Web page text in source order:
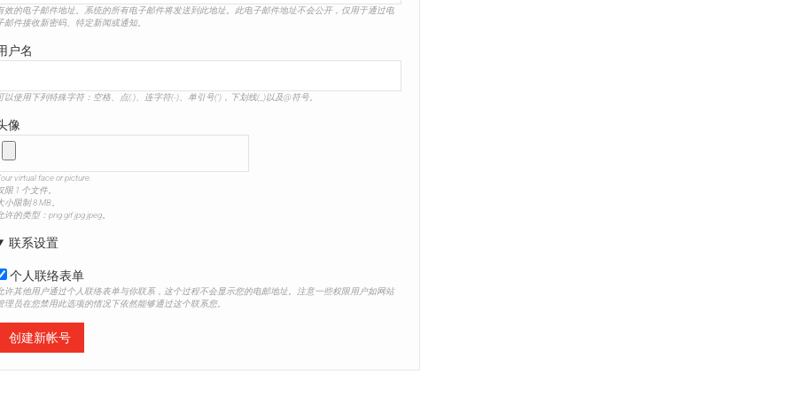
效的电子邮件地址。系统的所有电子邮件将发送到此地址。此电子邮件地址不会公开，仅用于通过电
邮件接收新密码、特定新闻或通知。
户名
以使用下列特殊字符：空格、点(.)、连字符(-)、单引号(')，下划线(_)以及@符号。
像
virtual face or picture.
限 1 个文件。
小限制 8 MB。
许的类型：png gif jpg jpeg。
联系设置
个人联络表单
许其他用户通过个人联络表单与你联系，这个过程不会显示您的电邮地址。注意一些权限用户如网站
理员在您禁用此选项的情况下依然能够通过这个联系您。